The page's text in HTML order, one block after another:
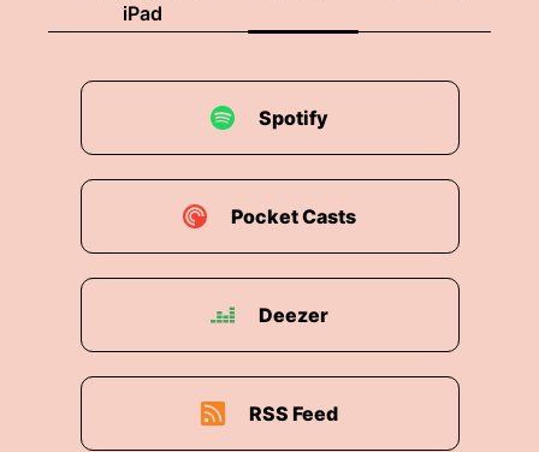
iPad
Spotify
Pocket Casts
Deezer
RSS Feed